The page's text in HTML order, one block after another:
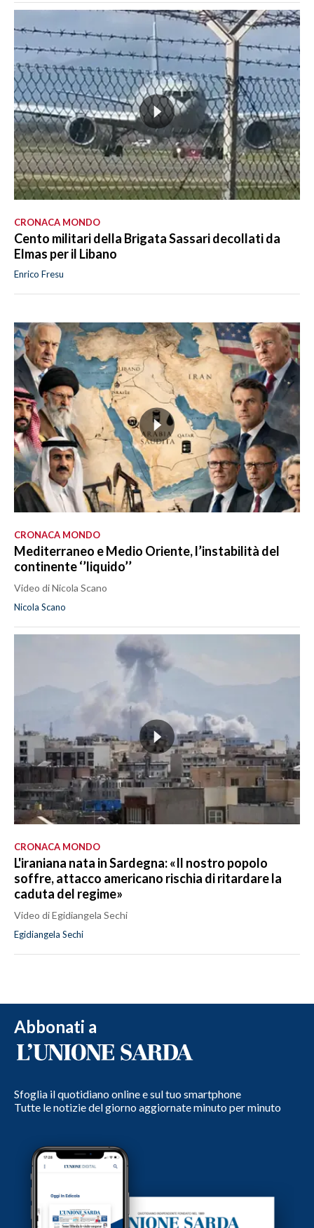
CRONACA MONDO
Cento militari della Brigata Sassari decollati da
Elmas per il Libano
Enrico Fresu
CRONACA MONDO
Mediterraneo e Medio Oriente, l’instabilità del
continente ‘’liquido’’
Video di Nicola Scano
Nicola Scano
CRONACA MONDO
L'iraniana nata in Sardegna: «Il nostro popolo
soffre, attacco americano rischia di ritardare la
caduta del regime»
Video di Egidiangela Sechi
Egidiangela Sechi
Abbonati a
Sfoglia il quotidiano online e sul tuo smartphone
Tutte le notizie del giorno aggiornate minuto per minuto